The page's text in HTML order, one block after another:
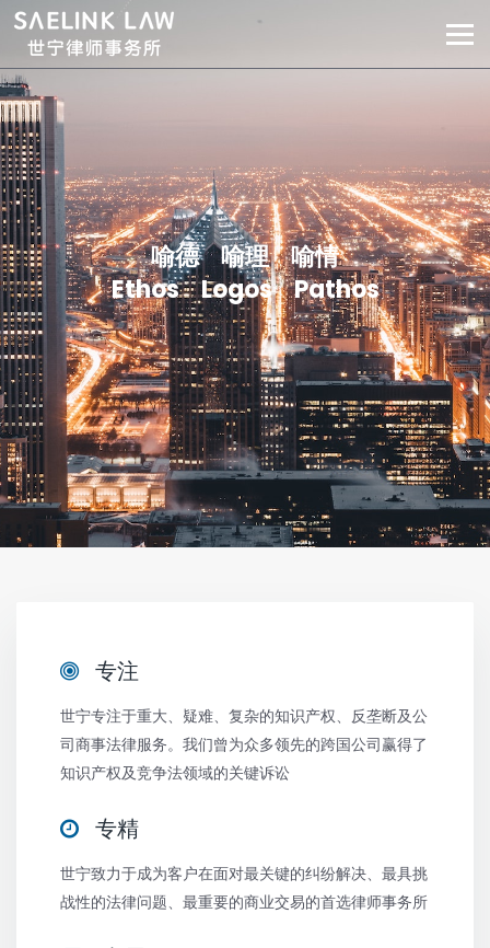
喻德 喻理 喻情
Ethos Logos Pathos
专注
世宁专注于重大、疑难、复杂的知识产权、反垄断及公
司商事法律服务。我们曾为众多领先的跨国公司赢得了
知识产权及竞争法领域的关键诉讼
专精
世宁致力于成为客户在面对最关键的纠纷解决、最具挑
战性的法律问题、最重要的商业交易的首选律师事务所